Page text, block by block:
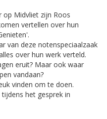
op Midvliet zijn Roos
vertellen over hun
van deze notenspeciaalzaak
over hun werk verteld.
eruit? Maar ook waar
vandaan?
vinden om te doen.
het gesprek in